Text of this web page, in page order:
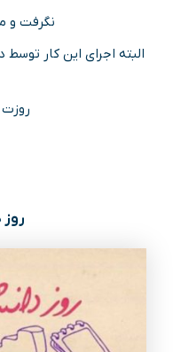
نگرفت و
البته اجرای این کار
روز